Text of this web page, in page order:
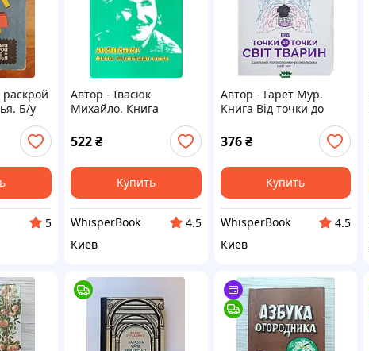
Б/у
5
Автор - Івасюк
Михайло. Книга
обличчям сина (тверд.)
2D
522₴
Купить
WhisperBook
4.5
Киев
Автор - Гарет Мур.
Книга Від точки до
(мягк.) 2D
376 ₴
Купить
WhisperBook
4.5
Киев